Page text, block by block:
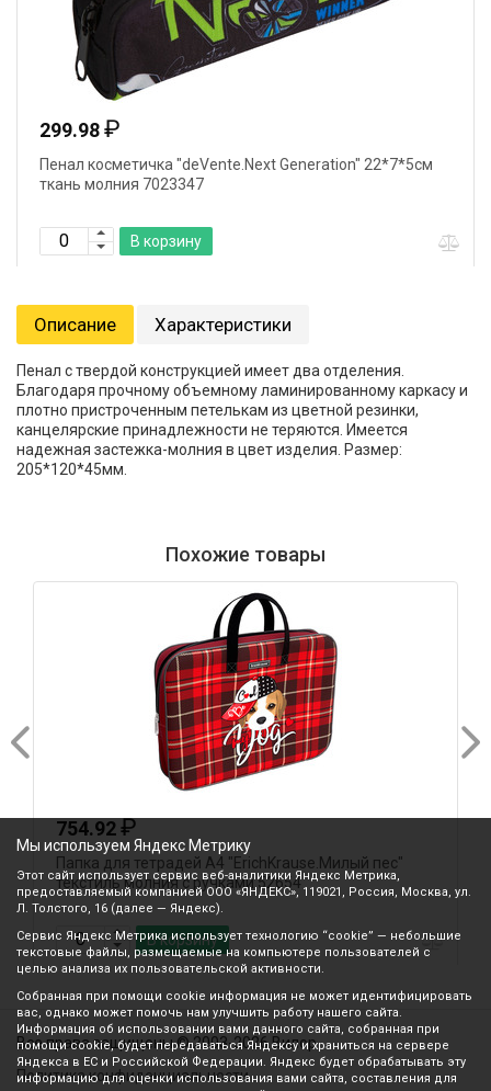
299.98₽
Пенал косметичка "deVente.Next Generation" 22*7*5см
ткань молния 7023347
В корзину
Описание Характеристики
Пенал с твердой конструкцией имеет два отделения.
Благодаря прочному объемному ламинированному каркасу и
плотно пристроченным петелькам из цветной резинки,
канцелярские принадлежности не теряются. Имеется
надежная застежка-молния в цвет изделия. Размер:
205*120*45мм.
Похожие товары
754.92₽
Папка для тетрадей А4 "ErichKrause.Милый пес"
текстиль молния с ручками 52654
В корзину
Все права защищены © 2003-2026 Вилор
Политика конфиденциальности
Мы используем Яндекс Метрику
Этот сайт использует сервис веб-аналитики Яндекс Метрика,
предоставляемый компанией ООО «ЯНДЕКС», 119021, Россия, Москва, ул.
Л. Толстого, 16 (далее — Яндекс).
Сервис Яндекс Метрика использует технологию “cookie” — небольшие
текстовые файлы, размещаемые на компьютере пользователей с
целью анализа их пользовательской активности.
Собранная при помощи cookie информация не может идентифицировать
вас, однако может помочь нам улучшить работу нашего сайта.
Информация об использовании вами данного сайта, собранная при
помощи cookie, будет передаваться Яндексу и храниться на сервере
Яндекса в ЕС и Российской Федерации. Яндекс будет обрабатывать эту
информацию для оценки использования вами сайта, составления для